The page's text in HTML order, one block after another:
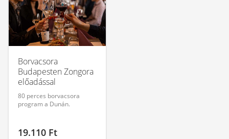
Borvacsora
Budapesten Zongora
előadással
80 perces borvacsora
program a Dunán.
19.110 Ft